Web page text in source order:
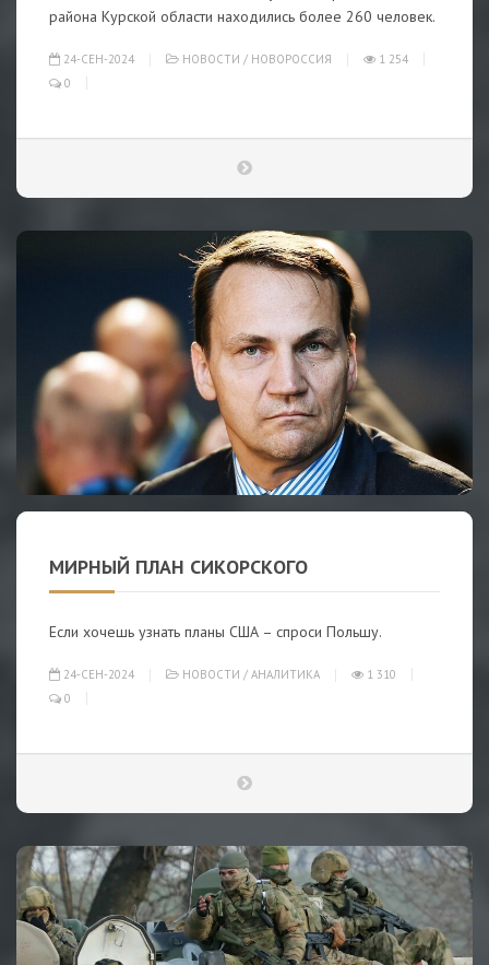
района Курской области находились более 260 человек.
24-СЕН-2024 НОВОСТИ / НОВОРОССИЯ
1 254
0
МИРНЫЙ ПЛАН СИКОРСКОГО
Если хочешь узнать планы США – спроси Польшу.
24-СЕН-2024 НОВОСТИ / АНАЛИТИКА
1 310
0